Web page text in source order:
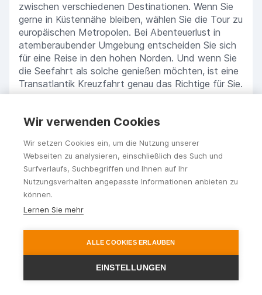
zwischen verschiedenen Destinationen. Wenn Sie
gerne in Küstennähe bleiben, wählen Sie die Tour zu
europäischen Metropolen. Bei Abenteuerlust in
atemberaubender Umgebung entscheiden Sie sich
für eine Reise in den hohen Norden. Und wenn Sie
die Seefahrt als solche genießen möchten, ist eine
Transatlantik Kreuzfahrt genau das Richtige für Sie.
Die Vorteile einer Kreuzfahrt
Wenn Sie gerne in kurzer Zeit viele unterschiedliche
Regionen sehen möchten, ohne dabei immer wieder
ein Hotel zu suchen, entscheiden Sie sich am
besten für eine Kreuzfahrt. Nach ausgedehnten
Ausflügen erwartet Sie Ihr schwimmendes Hotel im
Hafen. Sie genießen Abwechslung bei vielen
Besichtigungen, ohne immer wieder packen zu
müssen. Machen Sie es sich in der Kabine bequem
und profitieren zudem vom hervorragenden Service
bei den Mahlzeiten und bei den Freizeitaktivitäten
auf einem Kreuzfahrtschiff.
Wir verwenden Cookies
Wir setzen Cookies ein, um die Nutzung unserer
Webseiten zu analysieren, einschließlich des Such und
Surfverlaufs, Suchbegriffen und Ihnen auf Ihr
Nutzungsverhalten angepasste Informationen anbieten zu
können.
Lernen Sie mehr
ALLE COOKIES ERLAUBEN
EINSTELLUNGEN